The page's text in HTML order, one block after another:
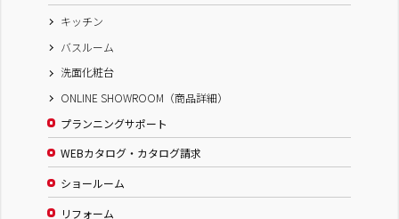
キッチン
バスルーム
洗面化粧台
ONLINE SHOWROOM（商品詳細）
プランニングサポート
WEBカタログ・カタログ請求
ショールーム
リフォーム